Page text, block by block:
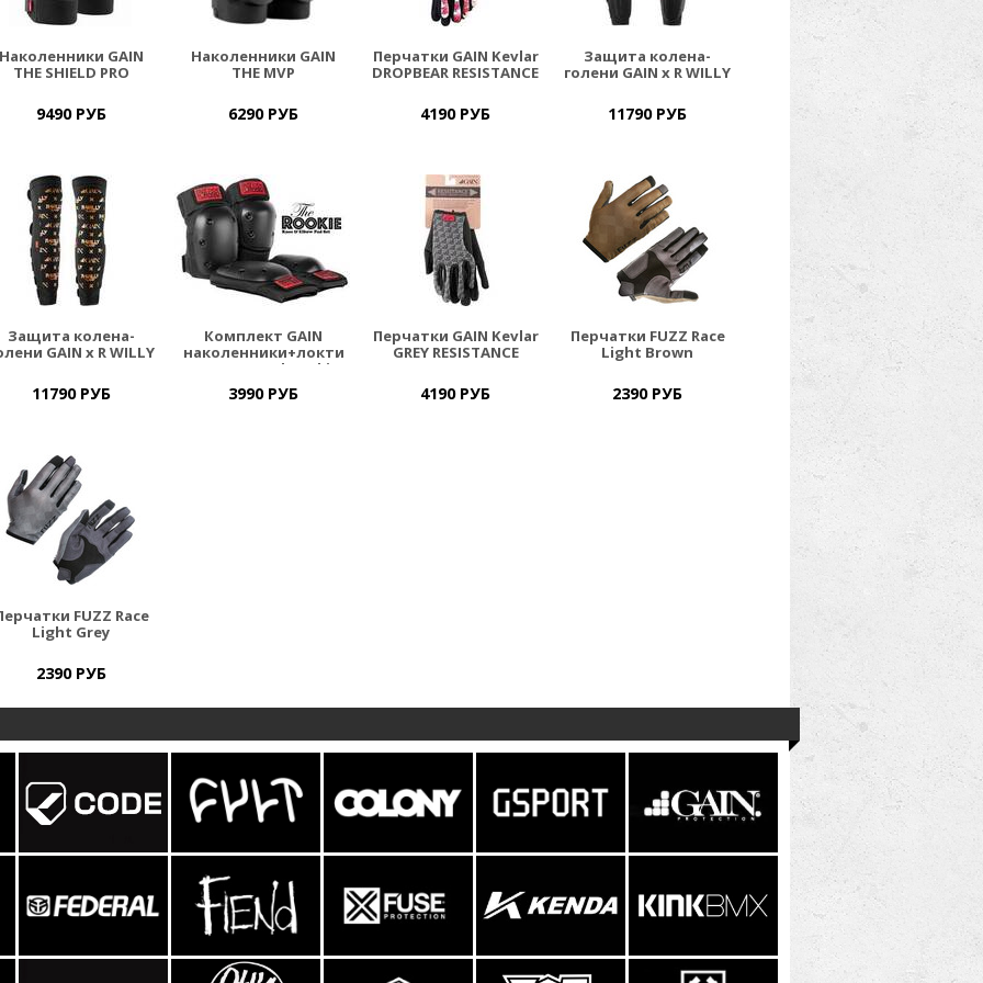
Наколенники GAIN
THE SHIELD PRO
9490 РУБ
Наколенники GAIN
THE MVP
6290 РУБ
Перчатки GAIN Kevlar
DROPBEAR RESISTANCE
4190 РУБ
Защита колена-
голени GAIN x R WILLY
V2"
11790 РУБ
Защита колена-
GAIN x R WILLY
11790 РУБ
Комплект GAIN
наколенники+локти
Fast Forward Rookie
3990 РУБ
Перчатки GAIN Kevlar
GREY RESISTANCE
4190 РУБ
Перчатки FUZZ Race
Light Brown
2390 РУБ
FUZZ Race
Light Grey
2390 РУБ